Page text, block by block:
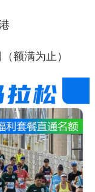
额满为止）